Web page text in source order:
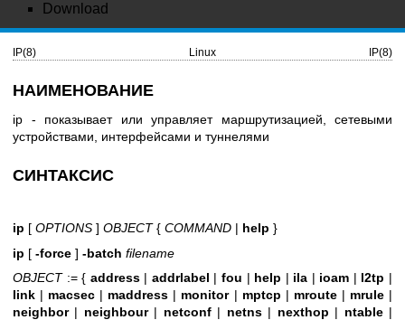
Download
IP(8) Linux IP(8)
НАИМЕНОВАНИЕ
ip - показывает или управляет маршрутизацией, сетевыми
устройствами, интерфейсами и туннелями
СИНТАКСИС
ip [ OPTIONS ] OBJECT{ COMMAND | help }
ip [ -force ] -batch filename
OBJECT:= { address| addrlabel | fou | help | ila | ioam | l2tp |
link | macsec | maddress | monitor| mptcp | mroute| mrule|
neighbor| neighbour| netconf| netns| nexthop | ntable|